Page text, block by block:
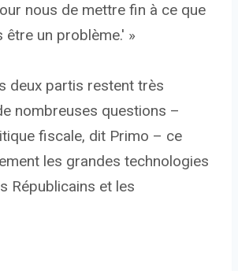
nous de mettre fin à ce que
être un problème.' »
deux partis restent très
nombreuses questions –
fiscale, dit Primo – ce
les grandes technologies
Républicains et les